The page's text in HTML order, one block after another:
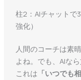
柱2：AIチャットで
強化）
人間のコーチは素
よね。でも、AIな
これは 「いつでも